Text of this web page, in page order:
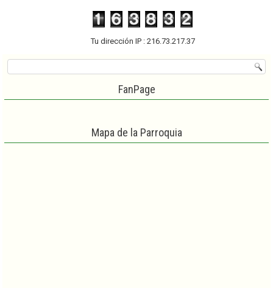
Tu dirección IP : 216.73.217.37
FanPage
Mapa de la Parroquia